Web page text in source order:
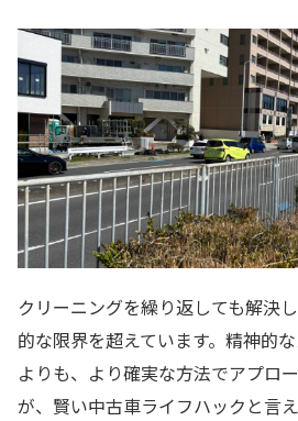
クリーニングを繰り返しても解決
的な限界を超えています。精神的
よりも、より確実な方法でアプロ
が、賢い中古車ライフハックと言え